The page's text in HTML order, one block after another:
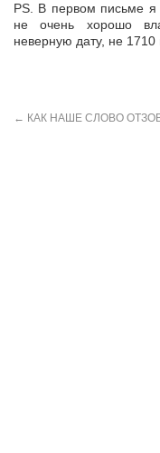
PS. В первом письме я
не очень хорошо
неверную дату, не 1710
← КАК НАШЕ СЛОВО